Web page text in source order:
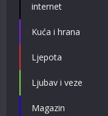
internet
Kuća i hrana
Ljepota
Ljubav i veze
Magazin